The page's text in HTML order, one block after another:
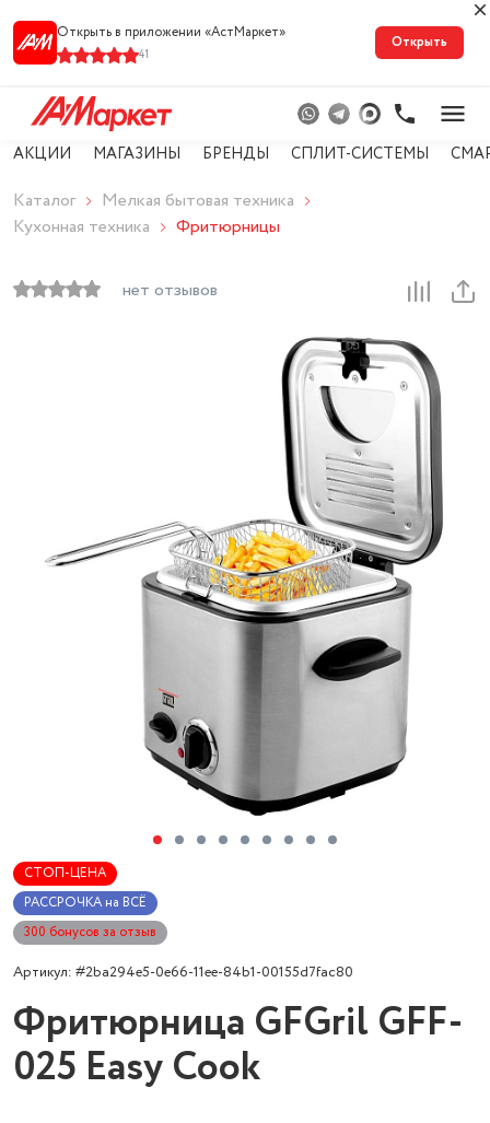
Открыть в приложении «АстМарке‪т‬»
41
Открыть
АКЦИИ МАГАЗИНЫ БРЕНДЫ СПЛИТ-СИСТЕМЫ
Каталог
Мелкая бытовая техника
Кухонная техника
Фритюрницы
нет отзывов
СТОП-ЦЕНА
РАССРОЧКА на ВСЁ
300 бонусов за отзыв
Артикул: #2ba294e5-0e66-11ee-84b1-00155d7fac80
Фритюрница GFGril GFF-
025 Easy Cook